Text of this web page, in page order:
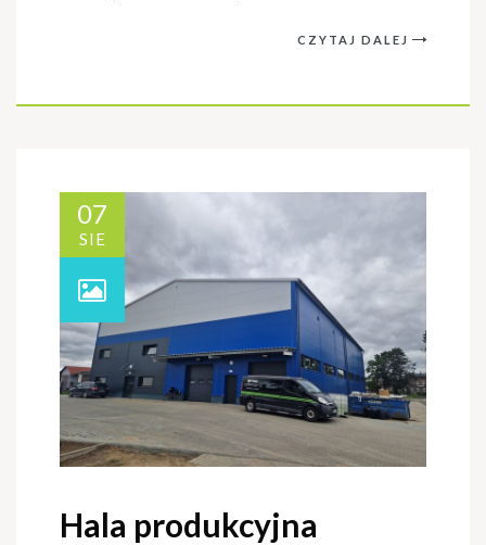
CZYTAJ DALEJ
07
SIE
Hala produkcyjna